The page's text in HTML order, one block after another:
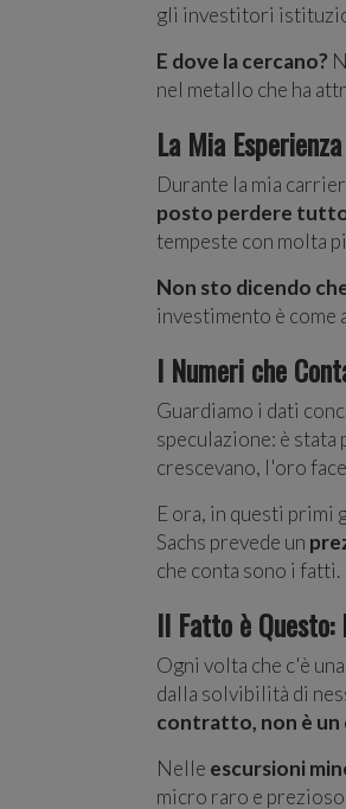
gli investitori
E dove la cercano?
nel metallo che ha
La Mia
Durante la mia
posto perdere
tempeste con molta
Non sto dicendo
investimento è come
I Numeri che
Guardiamo i dati
speculazione: è
crescevano, l'oro
E ora, in questi primi
Sachs prevede un
che conta sono i fatti.
Il Fatto è Questo:
Ogni volta che c'è
dalla solvibilità di
contratto, non è un
Nelle escursioni
micro raro e